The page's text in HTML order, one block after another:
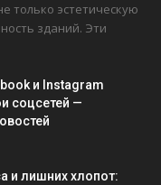
только эстетическую
зданий. Эти
и Instagram
соцсетей —
и лишних хлопот: